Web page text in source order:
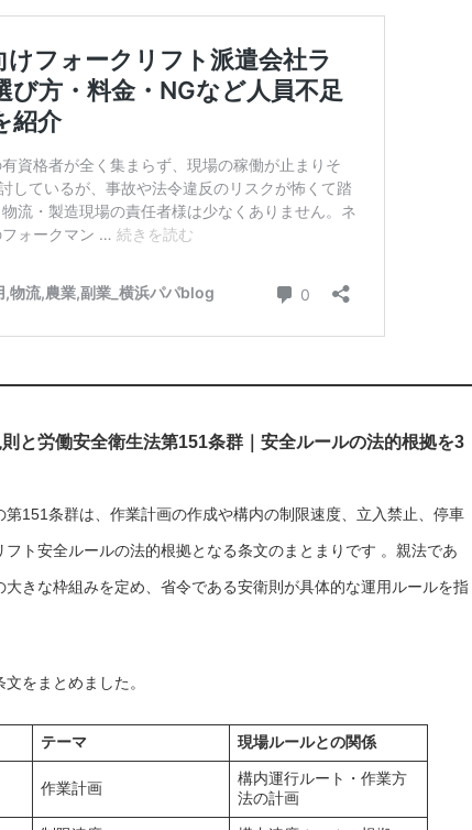
と労働安全衛生法第151条群｜安全ルールの法的根拠を3
第151条群は、作業計画の作成や構内の制限速度、立入禁止、停車
ト安全ルールの法的根拠となる条文のまとまりです 。親法であ
きな枠組みを定め、省令である安衛則が具体的な運用ルールを指
をまとめました。
テーマ 現場ルールとの関係
作業計画
構内運行ルート・作業方
法の計画